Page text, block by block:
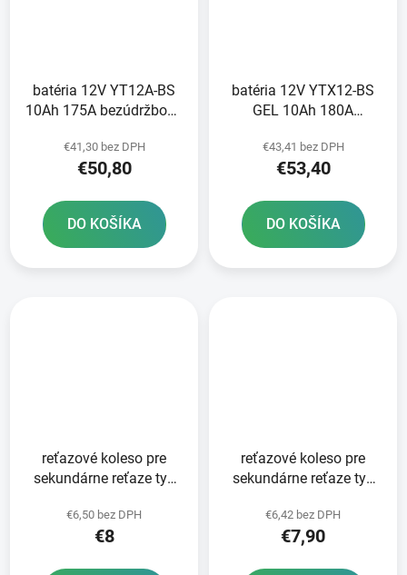
batéria 12V YT12A-BS
10Ah 175A bezúdržbová
FULBAT vrátane balenia
elektrolytu
€41,30 bez DPH
€50,80
DO KOŠÍKA
batéria 12V YTX12-BS
GEL 10Ah 180A
technológia 150x87x130
FULBAT aktivovaná vo
€43,41 bez DPH
€53,40
DO KOŠÍKA
reťazové koleso pre
sekundárne reťaze typ
€6,50 bez DPH
€8
reťazové koleso pre
sekundárne reťaze typ
zubov
€6,42 bez DPH
€7,90